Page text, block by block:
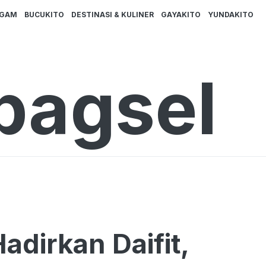
BUCUKITO DESTINASI & KULINER GAYAKITO YUNDAKITO
Daifit,